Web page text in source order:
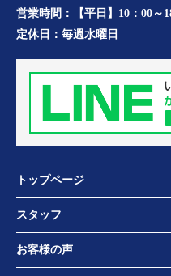
営業時間：
【平日】10：00～
定休日： 毎週水曜日
トップページ
スタッフ
お客様の声